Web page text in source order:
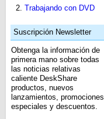
Trabajando con DVD
Suscripción Newsletter
Obtenga la información de
primera mano sobre todas
las noticias relativas
caliente DeskShare
productos, nuevos
lanzamientos, promociones
especiales y descuentos.